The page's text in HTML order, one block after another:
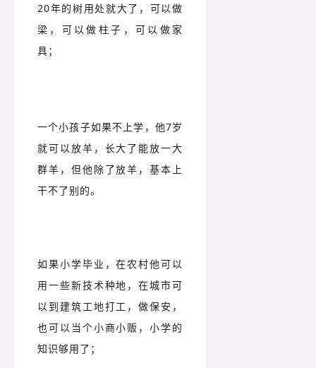
20年的树用处就大了，可以做
梁，可以做柱子，可以做家
具；
一个小孩子如果不上学，他7岁
就可以放羊，长大了能放一大
群羊，但他除了放羊，基本上
干不了别的。
如果小学毕业，在农村他可以
用一些新技术种地，在城市可
以到建筑工地打工，做保安，
也可以当个小商小贩，小学的
知识够用了；